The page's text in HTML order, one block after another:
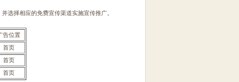
选择相应的免费宣传渠道实施宣传推广。
告位置
首页
首页
首页